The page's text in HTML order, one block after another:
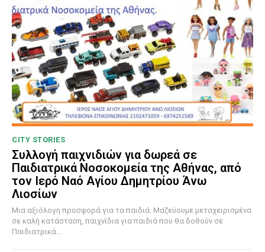
CITY STORIES
Συλλογή παιχνιδιών για δωρεά σε
Παιδιατρικά Νοσοκομεία της Αθήνας, από
τον Ιερό Ναό Αγίου Δημητρίου Άνω
Λιοσίων
Μια αξιόλογη προσφορά για τα παιδιά. Μαζεύουμε μεταχειρισμένα
σε καλή κατάσταση, παιχνίδια για παιδιά που θα δοθούν σε
Παιδιατρικά...